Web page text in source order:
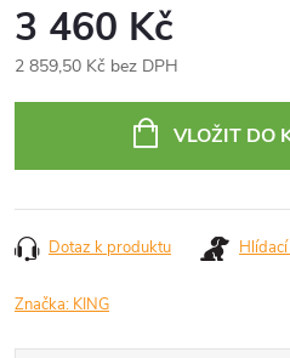
3 460 Kč
2 859,50 Kč bez DPH
VLOŽIT DO
Dotaz k produktu
Značka: KING